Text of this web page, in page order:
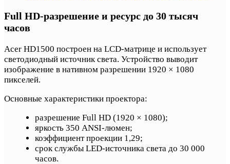
Full HD-разрешение и ресурс до 30 тысяч
часов
Acer HD1500 построен на LCD-матрице и использует
светодиодный источник света. Устройство выводит
изображение в нативном разрешении 1920 × 1080
пикселей.
Основные характеристики проектора:
разрешение Full HD (1920 × 1080);
яркость 350 ANSI-люмен;
коэффициент проекции 1,29;
срок службы LED-источника света до 30 000
часов.